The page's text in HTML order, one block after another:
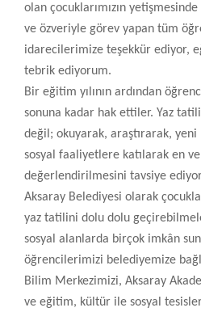
olan çocuklarımızın
ve özveriyle görev yapan tüm
idarecilerimize teşekkür ediyor,
tebrik ediyorum.
Bir eğitim yılının ardından
sonuna kadar hak ettiler. Yaz
değil; okuyarak, araştırarak,
sosyal faaliyetlere katılarak en
değerlendirilmesini tavsiye
Aksaray Belediyesi olarak
yaz tatilini dolu dolu
sosyal alanlarda birçok imkân
öğrencilerimizi belediyemize
Bilim Merkezimizi, Aksaray
ve eğitim, kültür ile sosyal